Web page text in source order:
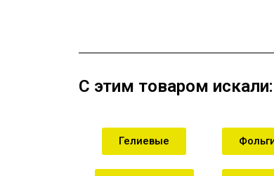
С этим товаром искали:
Гелиевые